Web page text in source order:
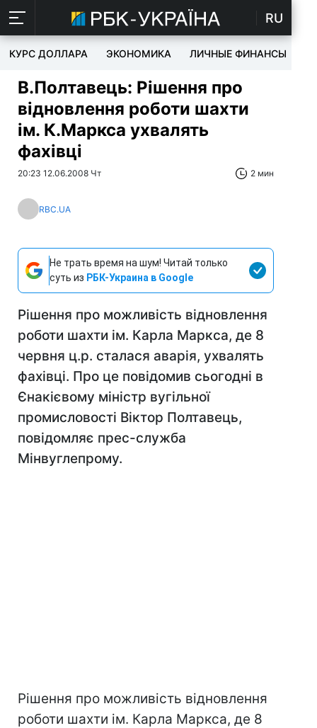
RU
КУРС ДОЛЛАРА ЭКОНОМИКА ЛИЧНЫЕ ФИНАНСЫ
В.Полтавець: Рішення про
відновлення роботи шахти
ім. К.Маркса ухвалять
фахівці
20:23 12.06.2008 Чт 2 мин
RBC.UA
Не трать время на шум! Читай только
суть из РБК-Украина в Google
Рішення про можливість відновлення
роботи шахти ім. Карла Маркса, де 8
червня ц.р. сталася аварія, ухвалять
фахівці. Про це повідомив сьогодні в
Єнакієвому міністр вугільної
промисловості Віктор Полтавець,
повідомляє прес-служба
Мінвуглепрому.
Рішення про можливість відновлення
роботи шахти ім. Карла Маркса, де 8